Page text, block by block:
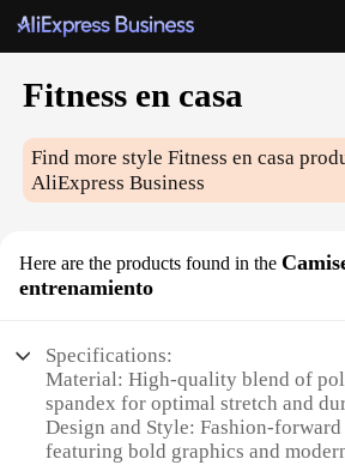
Fitness en casa
Find more styleFitness en casa
AliExpress Business
Here are the products found in the
entrenamiento
Specifications:
Material: High-quality blend of
spandex for optimal stretch and
Design and Style: Fashion-
featuring bold graphics and